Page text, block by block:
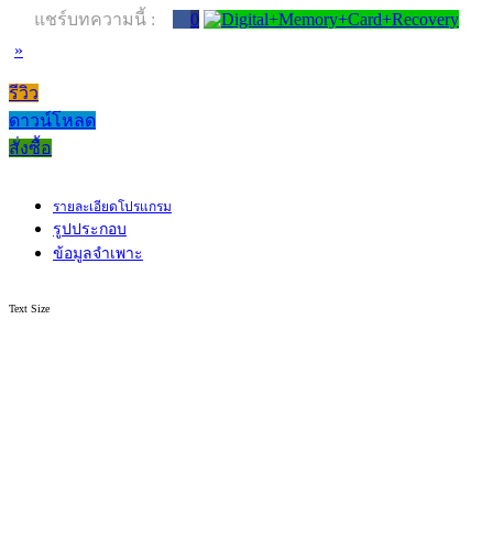
แชร์บทความนี้ :
0
»
รีวิว
ดาวน์โหลด
สั่งซื้อ
รายละเอียดโปรแกรม
รูปประกอบ
ข้อมูลจำเพาะ
Text Size